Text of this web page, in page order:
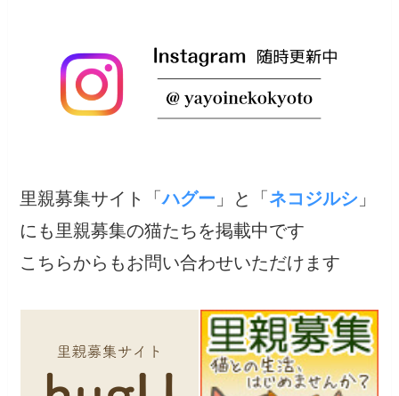
里親募集サイト「ハグー 」と「ネコジルシ 」
にも里親募集の猫たちを掲載中です
こちらからもお問い合わせいただけます